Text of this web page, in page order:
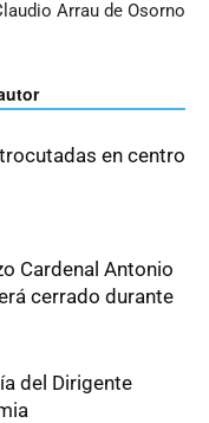
Arrau de Osorno
en centro
Cardenal Antonio
cerrado durante
del Dirigente